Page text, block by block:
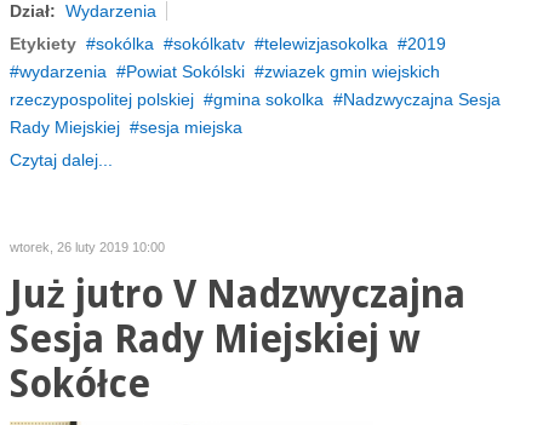
Dział: Wydarzenia
Etykiety
sokólka sokólkatv telewizjasokolka
2019
wydarzenia
Powiat Sokólski
zwiazek gmin wiejskich
rzeczypospolitej polskiej
gmina sokolka
Nadzwyczajna Sesja
Rady Miejskiej
sesja miejska
Czytaj dalej...
wtorek, 26 luty 2019 10:00
Już jutro V Nadzwyczajna
Sesja Rady Miejskiej w
Sokółce